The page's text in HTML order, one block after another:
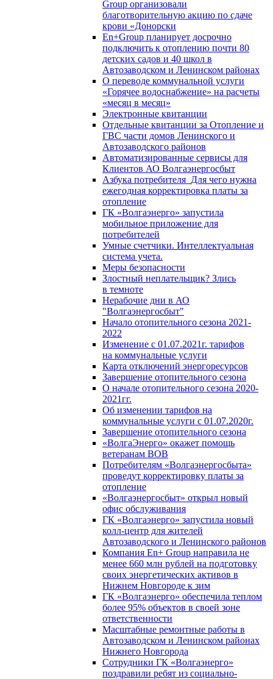
Group организовали
благотворительную акцию по сдаче
крови «Донорски
En+Group планирует досрочно
подключить к отоплению почти 80
детских садов и 40 школ в
Автозаводском и Ленинском районах
О переводе коммунальной услуги
«Горячее водоснабжение» на расчеты
«месяц в месяц»
Электронные квитанции
Отдельные квитанции за Отопление и
ГВС части домов Ленинского и
Автозаводского районов
Автоматизированные сервисы для
Клиентов АО Волгаэнергосбыт
Азбука потребителя_Для чего нужна
ежегодная корректировка платы за
отопление
ГК «Волгаэнерго» запустила
мобильное приложение для
потребителей
Умные счетчики. Интеллектуальная
система учета.
Меры безопасности
Злостный неплательщик? Злись
в темноте
Нерабочие дни в АО
"Волгаэнергосбыт"
Начало отопительного сезона 2021-
2022
Изменение с 01.07.2021г. тарифов
на коммунальные услуги
Карта отключений энергоресурсов
Завершение отопительного сезона
О начале отопительного сезона 2020-
2021гг.
Об изменении тарифов на
коммунальные услуги с 01.07.2020г.
Завершение отопительного сезона
«ВолгаЭнерго» окажет помощь
ветеранам ВОВ
Потребителям «Волгаэнергосбыта»
проведут корректировку платы за
отопление
«Волгаэнергосбыт» открыл новый
офис обслуживания
ГК «Волгаэнерго» запустила новый
колл-центр для жителей
Автозаводского и Ленинского районов
Компания En+ Group направила не
менее 660 млн рублей на подготовку
своих энергетических активов в
Нижнем Новгороде к зим
ГК «Волгаэнерго» обеспечила теплом
более 95% объектов в своей зоне
ответственности
Масштабные ремонтные работы в
Автозаводском и Ленинском районах
Нижнего Новгорода
Сотрудники ГК «Волгаэнерго»
поздравили ребят из социально-